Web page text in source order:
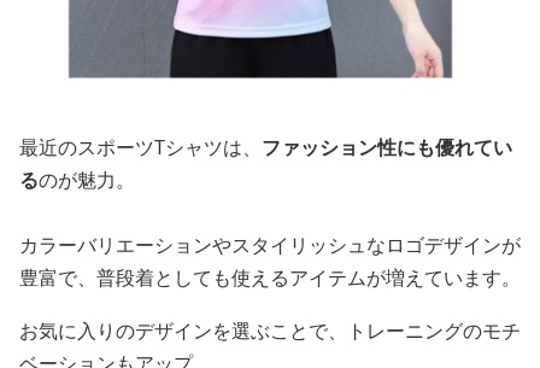
最近のスポーツTシャツは、 ファッション性にも優れてい
るのが魅力。
カラーバリエーションやスタイリッシュなロゴデザインが
豊富で、普段着としても使えるアイテムが増えています。
お気に入りのデザインを選ぶことで、トレーニングのモチ